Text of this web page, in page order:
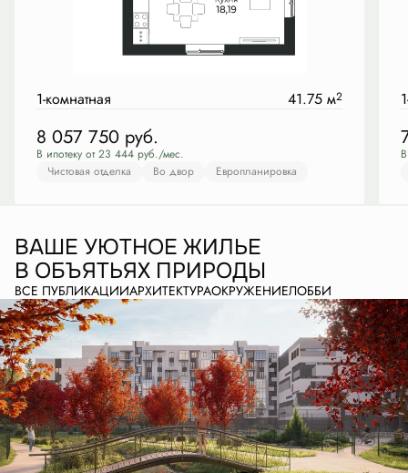
1-комнатная 41.75 м2
8 057 750 руб.
В ипотеку от 23 444 руб./мес.
Чистовая отделка
Во двор Европланировка
ВАШЕ УЮТНОЕ ЖИЛЬЕ
В ОБЪЯТЬЯХ ПРИРОДЫ
ВСЕ ПУБЛИКАЦИИАРХИТЕКТУРАОКРУЖЕНИЕЛОББИ